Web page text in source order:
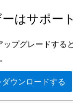
はサポー
プグレードする
ウンロードする